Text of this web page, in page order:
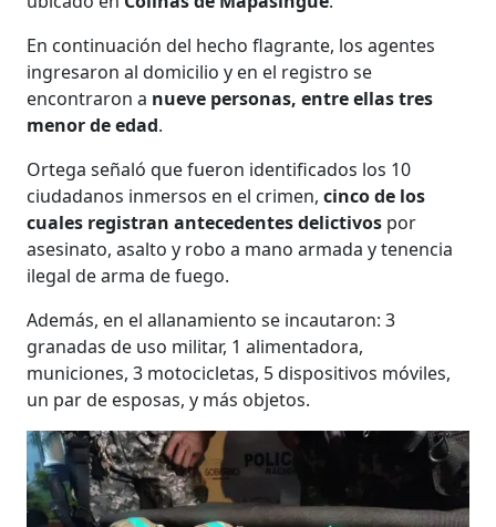
En continuación del hecho flagrante, los agentes
ingresaron al domicilio y en el registro se
encontraron a nueve personas, entre ellas tres
menor de edad.
Ortega señaló que fueron identificados los 10
ciudadanos inmersos en el crimen,cinco de los
cuales registran antecedentes delictivos por
asesinato, asalto y robo a mano armada y tenencia
ilegal de arma de fuego.
Además, en el allanamiento se incautaron: 3
granadas de uso militar, 1 alimentadora,
municiones, 3 motocicletas, 5 dispositivos móviles,
un par de esposas, y más objetos.